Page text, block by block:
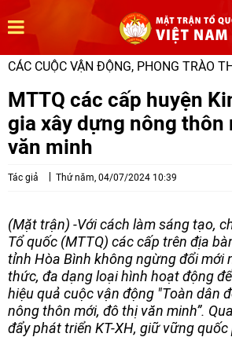
CÁC CUỘC VẬN ĐỘNG, PHONG TRÀO
MTTQ các cấp huyện
gia xây dựng nông thôn
văn minh
Tác giả Thứ năm, 04/07/2024 10:39
(Mặt trận) -Với cách làm sáng tạo,
Tổ quốc (MTTQ) các cấp trên địa
tỉnh Hòa Bình không ngừng đổi mới
thức, đa dạng loại hình hoạt động
hiệu quả cuộc vận động "Toàn dân
nông thôn mới, đô thị văn minh”.
đẩy phát triển KT-XH, giữ vững quốc